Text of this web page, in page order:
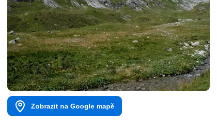
Zobrazit na Google mapě